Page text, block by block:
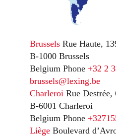
Brussels Rue Haute,
B-1000 Brussels
Belgium Phone +32 2
brussels@lexing.be
Charleroi Rue Destrée,
B-6001 Charleroi
Belgium Phone
Liège Boulevard